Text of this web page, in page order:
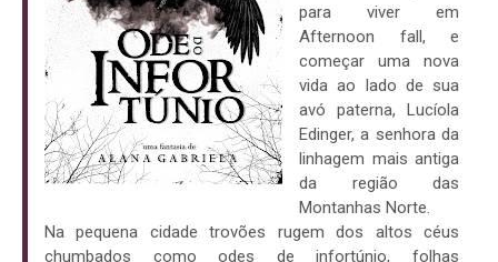
para viver em
Afternoon fall, e
começar uma nova
vida ao lado de sua
avó paterna, Lucíola
Edinger, a senhora da
linhagem mais antiga
da região das
Montanhas Norte.
Na pequena cidade trovões rugem dos altos céus
chumbados como odes de infortúnio, folhas